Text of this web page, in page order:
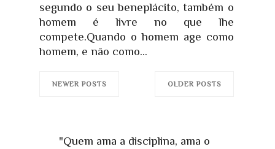
segundo o seu beneplácito, também o
homem é livre no que lhe
compete.Quando o homem age como
homem, e não como...
NEWER POSTS OLDER POSTS
"Quem ama a disciplina, ama o